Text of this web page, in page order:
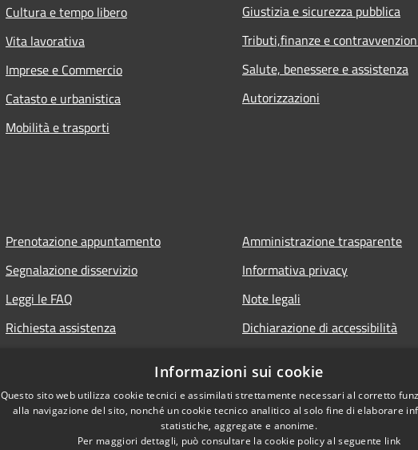
Cultura e tempo libero
Vita lavorativa
Imprese e Commercio
Catasto e urbanistica
Mobilità e trasporti
Giustizia e sicurezza pubblica
Tributi,finanze e
Salute, benessere e assistenza
Autorizzazioni
Prenotazione appuntamento
Segnalazione disservizio
Leggi le FAQ
Richiesta assistenza
Amministrazione trasparente
Informativa privacy
Note legali
Dichiarazione di accessibilità
Informazioni sui cookie
Questo sito web utilizza cookie tecnici e assimilati strettamente necessari al corretto
alla navigazione del sito, nonché un cookie tecnico analitico al solo fine di elaborare
statistiche, aggregate e anonime.
Per maggiori dettagli, può consultare la cookie policy al seguente link